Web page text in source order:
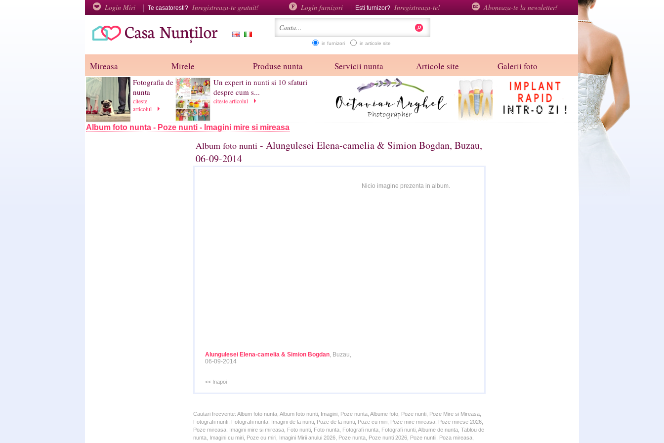
Login Miri Te casatoresti? Inregistreaza-te gratuit! Login furnizori Esti furnizor? Inregistreaza-te! Aboneaza-te la newsletter!
in furnizori in articole site
Mireasa Mirele Produse nunta Servicii nunta Articole site Galerii foto
Fotografia de
nunta
citeste
articolul
Un expert in nunti si 10 sfaturi
despre cum s...
citeste articolul
Album foto nunta - Poze nunti - Imagini mire si mireasa
Album foto nunti - Alungulesei Elena-camelia & Simion Bogdan, Buzau,
06-09-2014
Nicio imagine prezenta in album.
Alungulesei Elena-camelia & Simion Bogdan, Buzau,
06-09-2014
<< Inapoi
Cautari frecvente: Album foto nunta, Album foto nunti, Imagini, Poze nunta, Albume foto, Poze nunti, Poze Mire si Mireasa,
Fotografii nunti, Fotografii nunta, Imagini de la nunti, Poze de la nunti, Poze cu miri, Poze mire mireasa, Poze mirese 2026,
Poze mireasa, Imagini mire si mireasa, Foto nunti, Foto nunta, Fotografi nunta, Fotografi nunti, Albume de nunta, Tablou de
nunta, Imagini cu miri, Poze cu miri, Imagini Mirii anului 2026, Poze nunta, Poze nunti 2026, Poze nuntii, Poza mireasa,